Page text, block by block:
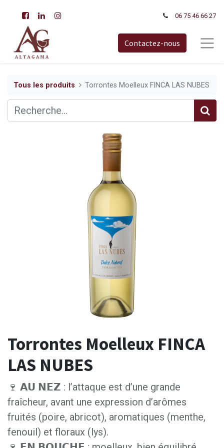
06 75 46 66​ 27
Contactez-nous
Tous les produits Torrontes Moelleux FINCA LAS NUBES
Torrontes Moelleux FINCA
LAS NUBES
🍷 𝗔𝗨 𝗡𝗘𝗭 : l’attaque est d’une grande
fraîcheur, avant une expression d’arômes
fruités (poire, abricot), aromatiques (menthe,
fenouil) et floraux (lys).